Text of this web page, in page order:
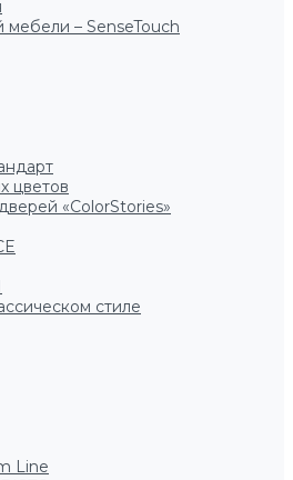
– SenseTouch
цветов
«ColorStories»
стиле
Line